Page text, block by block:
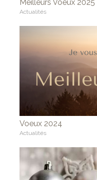
Meilleurs Voeux 2025
Actualités
Voeux 2024
Actualités